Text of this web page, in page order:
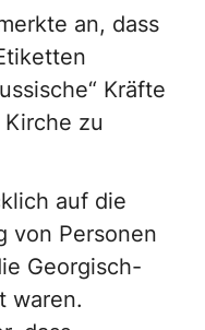
an, dass
Kräfte
zu
auf die
von Personen
Georgisch-
waren.